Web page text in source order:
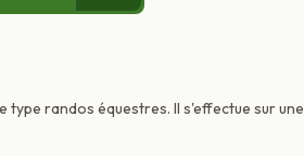
type randos équestres. Il s'effectue sur une